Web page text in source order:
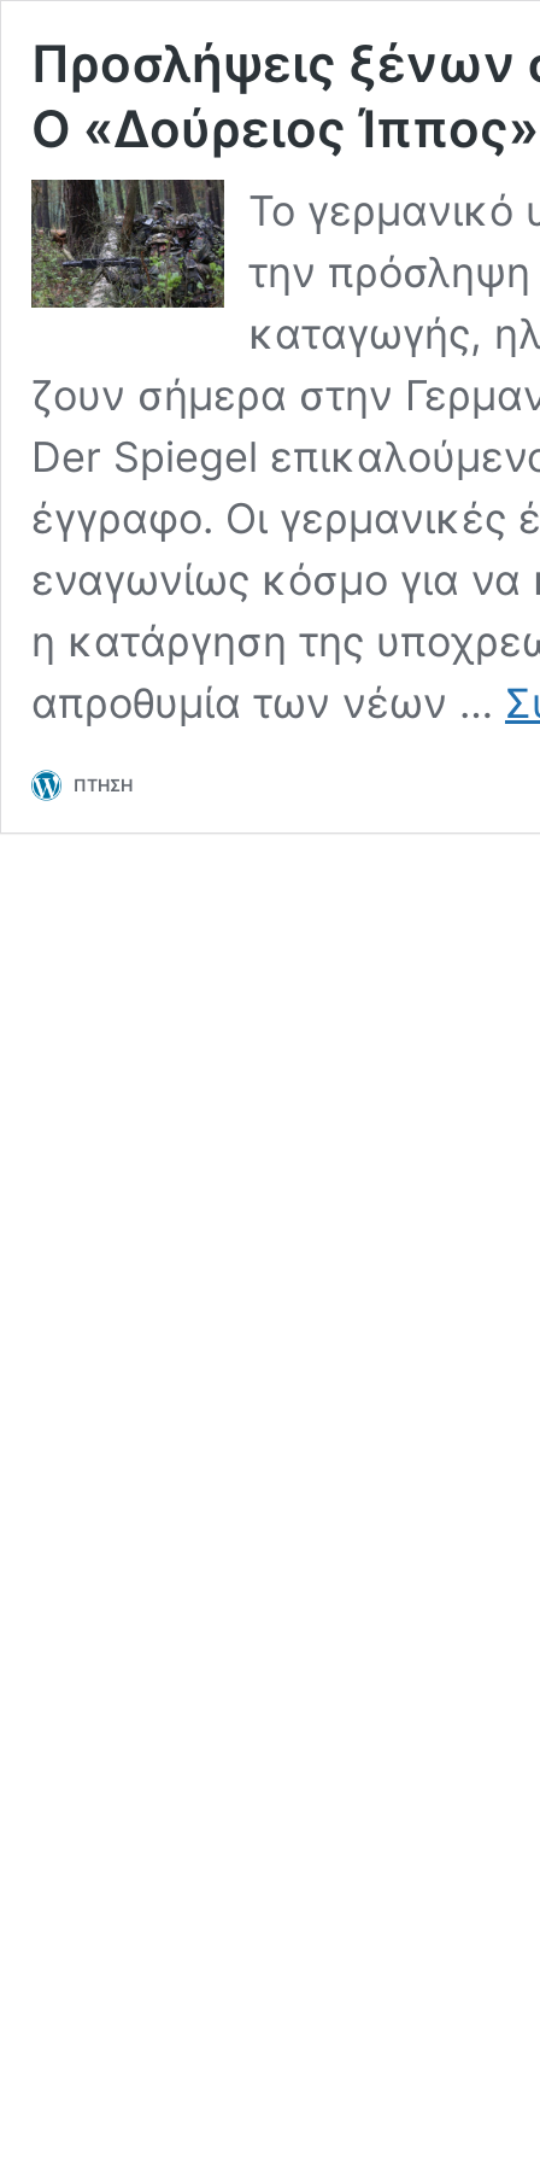
Προσλήψεις ξένων
Ο «Δούρειος
Το γερμανικό
την
καταγωγής,
ζουν σήμερα στην
Der Spiegel
έγγραφο. Οι γερμανικές
εναγωνίως κόσμο για
η κατάργηση της
απροθυμία των νέων …
ΠΤΗΣΗ